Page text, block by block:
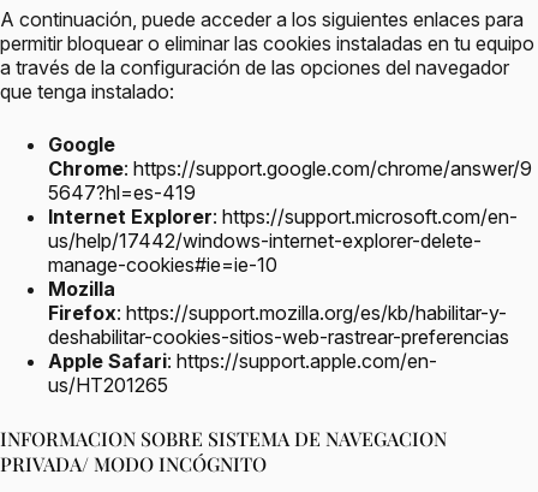
A continuación, puede acceder a los siguientes enlaces para
permitir bloquear o eliminar las cookies instaladas en tu equipo
a través de la configuración de las opciones del navegador
que tenga instalado:
Google
Chrome: https://support.google.com/chrome/answer/9
5647?hl=es-419
Internet Explorer: https://support.microsoft.com/en-
us/help/17442/windows-internet-explorer-delete-
manage-cookies#ie=ie-10
Mozilla
Firefox: https://support.mozilla.org/es/kb/habilitar-y-
deshabilitar-cookies-sitios-web-rastrear-preferencias
Apple Safari: https://support.apple.com/en-
us/HT201265
INFORMACION SOBRE SISTEMA DE NAVEGACION
PRIVADA/ MODO INCÓGNITO